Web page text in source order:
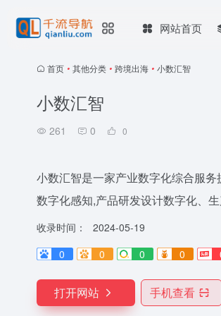
网站首页
首页 • 其他分类 • 跨境出海 • 小数汇智
小数汇智
261 0 0
小数汇智是一家产业数字化综合服
数字化感知,产品研发设计数字化、
收录时间：
2024-05-19
0
0 0 0
打开网站 手机查看